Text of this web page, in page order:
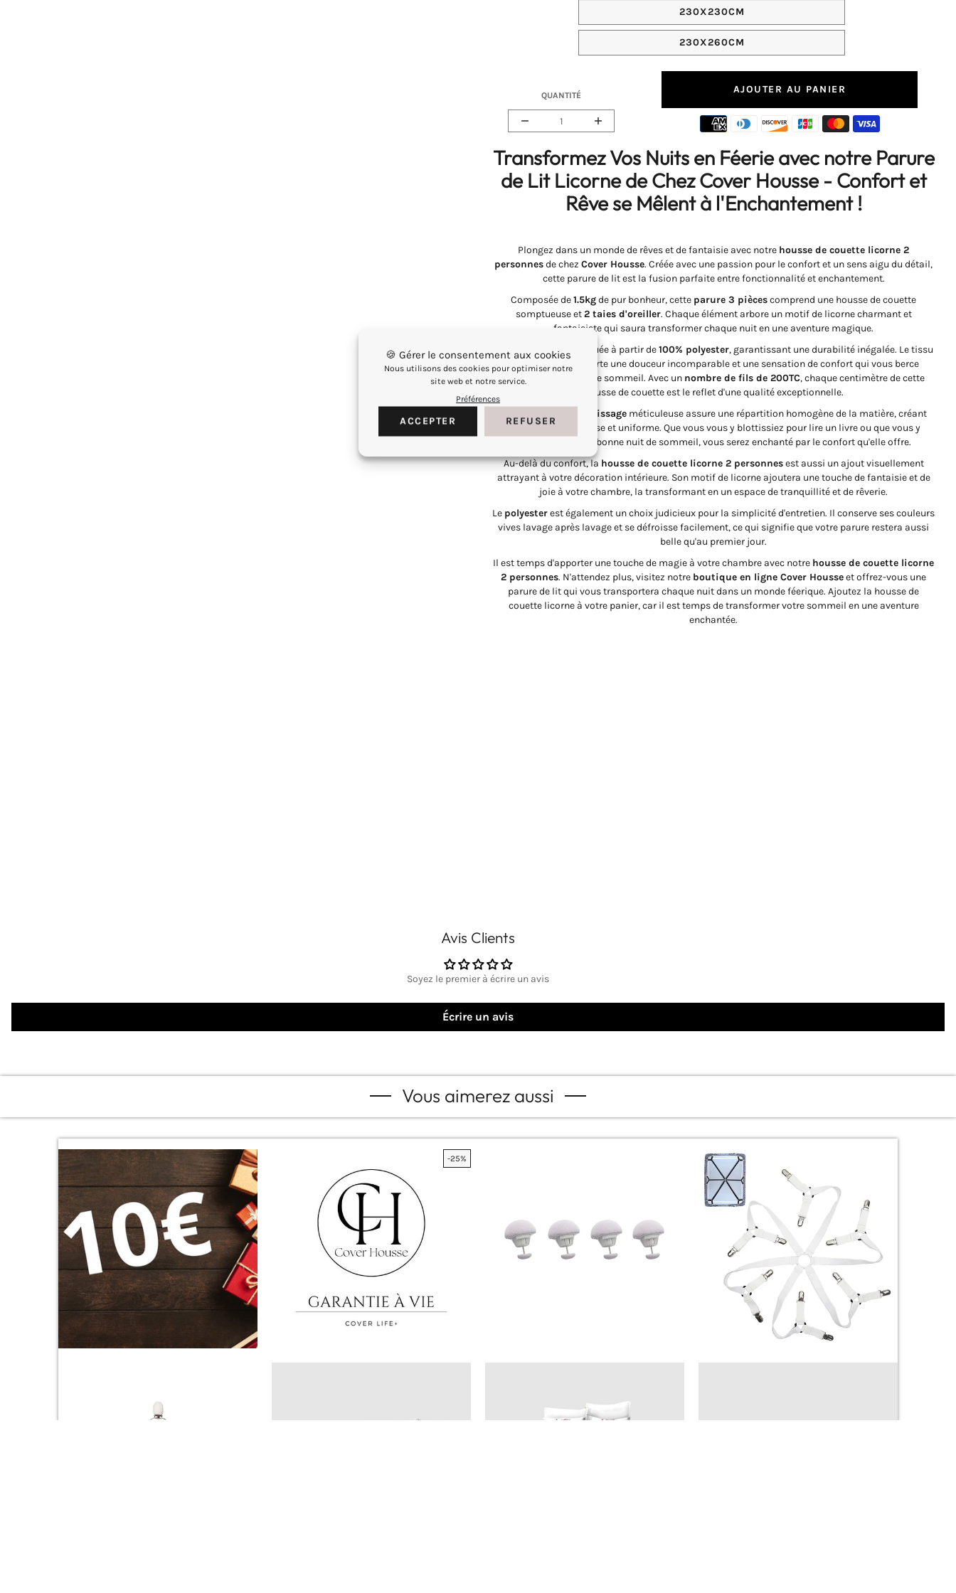
TAILLE
230X230CM
TAILLE
230X260CM
QUANTITÉ
Réduire
quantité
de
housse
couette
2
personnes
Augmenter
quantité
de
housse
de
couette
2
personnes
AJOUTER AU PANIER
Transformez Vos Nuits en Féerie avec notre Parure
de Lit Licorne de Chez Cover Housse - Confort et
Rêve se Mêlent à l'Enchantement !
Plongez dans un monde de rêves et de fantaisie avec notre housse de couette licorne 2
personnesde chez Cover Housse. Créée avec une passion pour le confort et un sens aigu du détail,
cette parure de lit est la fusion parfaite entre fonctionnalité et enchantement.
Composée de1.5kgde pur bonheur, cette parure 3 piècescomprend une housse de couette
somptueuse et2 taies d'oreiller. Chaque élément arbore un motif de licorne charmant et
fantaisiste qui saura transformer chaque nuit en une aventure magique.
Cette parure est fabriquée à partir de100% polyester, garantissant une durabilité inégalée. Le tissu
microfibre
apporte une douceur incomparable et une sensation de confort qui vous berce
doucement dans votre sommeil. Avec un nombre de fils de 200TC, chaque centimètre de cette
housse de couette est le reflet d'une qualité exceptionnelle.
technique de tissage méticuleuse assure une répartition homogène de la matière, créant
ainsi une surface lisse et uniforme. Que vous vous y blottissiez pour lire un livre ou que vous y
tombiez pour une bonne nuit de sommeil, vous serez enchanté par le confort qu'elle offre.
Au-delà du confort, la housse de couette licorne 2 personnesest aussi un ajout visuellement
attrayant à votre décoration intérieure. Son motif de licorne ajoutera une touche de fantaisie et de
joie à votre chambre, la transformant en un espace de tranquillité et de rêverie.
Le polyesterest également un choix judicieux pour la simplicité d'entretien. Il conserve ses couleurs
vives lavage après lavage et se défroisse facilement, ce qui signifie que votre parure restera aussi
belle qu'au premier jour.
Il est temps d'apporter une touche de magie à votre chambre avec notre housse de couette licorne
2 personnes. N'attendez plus, visitez notre boutique en ligne Cover Housseet offrez-vous une
parure de lit qui vous transportera chaque nuit dans un monde féerique. Ajoutez la housse de
couette licorne à votre panier, car il est temps de transformer votre sommeil en une aventure
enchantée.
Avis Clients
Soyez le premier à écrire un avis
Écrire un avis
Vous aimerez aussi
-25%
🍪 Gérer le consentement aux cookies
Nous utilisons des cookies pour optimiser notre
site web et notre service.
Préférences
ACCEPTER REFUSER